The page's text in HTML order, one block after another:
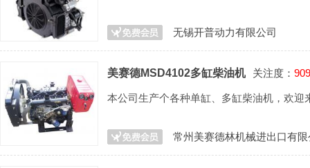
无锡开普动力有限公司
美赛德MSD4102多缸柴油机 关注度： 909
本公司生产个各种单缸、多缸柴油机，欢迎
常州美赛德林机械进出口有